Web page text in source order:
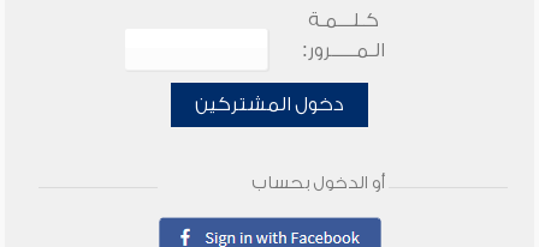
كـلـــمـة
الـمـــــرور:
دخول المشتركين
أو الدخول بحساب